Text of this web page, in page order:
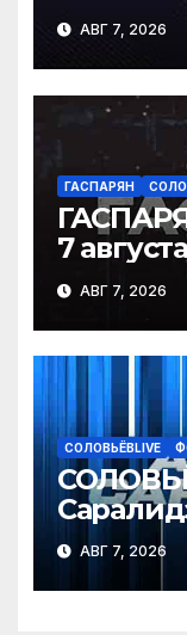
2026 года
АВГ 7, 2026
ГАСПАРЯН
7
АВГ 7, 2026
СОЛОВЬЁВLIVE
года
АВГ 7, 2026